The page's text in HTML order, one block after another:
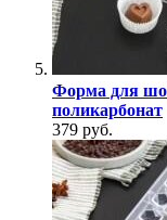
Форма для
поликарбонат
379 руб.